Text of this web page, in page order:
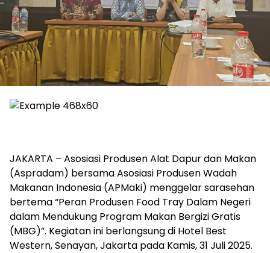
JAKARTA – Asosiasi Produsen Alat Dapur dan Makan
(Aspradam) bersama Asosiasi Produsen Wadah
Makanan Indonesia (APMaki) menggelar sarasehan
bertema “Peran Produsen Food Tray Dalam Negeri
dalam Mendukung Program Makan Bergizi Gratis
(MBG)”. Kegiatan ini berlangsung di Hotel Best
Western, Senayan, Jakarta pada Kamis, 31 Juli 2025.